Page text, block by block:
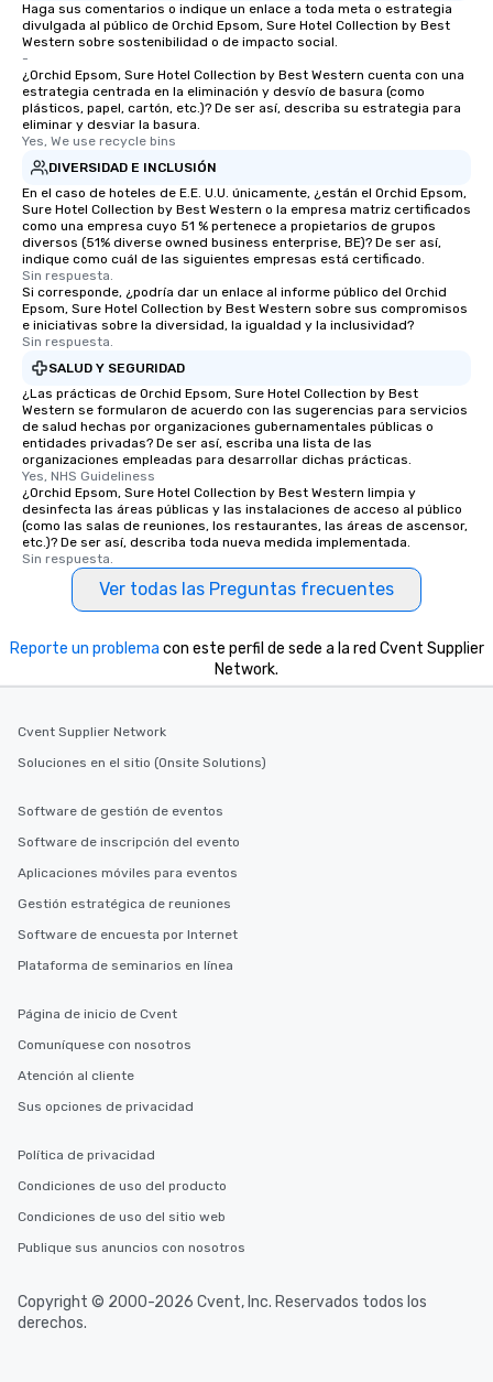
Haga sus comentarios o indique un enlace a toda meta o estrategia
divulgada al público de Orchid Epsom, Sure Hotel Collection by Best
Western sobre sostenibilidad o de impacto social.
-
¿Orchid Epsom, Sure Hotel Collection by Best Western cuenta con una
estrategia centrada en la eliminación y desvío de basura (como
plásticos, papel, cartón, etc.)? De ser así, describa su estrategia para
eliminar y desviar la basura.
Yes, We use recycle bins
DIVERSIDAD E INCLUSIÓN
En el caso de hoteles de E.E. U.U. únicamente, ¿están el Orchid Epsom,
Sure Hotel Collection by Best Western o la empresa matriz certificados
como una empresa cuyo 51 % pertenece a propietarios de grupos
diversos (51% diverse owned business enterprise, BE)? De ser así,
indique como cuál de las siguientes empresas está certificado.
Sin respuesta.
Si corresponde, ¿podría dar un enlace al informe público del Orchid
Epsom, Sure Hotel Collection by Best Western sobre sus compromisos
e iniciativas sobre la diversidad, la igualdad y la inclusividad?
Sin respuesta.
SALUD Y SEGURIDAD
¿Las prácticas de Orchid Epsom, Sure Hotel Collection by Best
Western se formularon de acuerdo con las sugerencias para servicios
de salud hechas por organizaciones gubernamentales públicas o
entidades privadas? De ser así, escriba una lista de las
organizaciones empleadas para desarrollar dichas prácticas.
Yes, NHS Guideliness
¿Orchid Epsom, Sure Hotel Collection by Best Western limpia y
desinfecta las áreas públicas y las instalaciones de acceso al público
(como las salas de reuniones, los restaurantes, las áreas de ascensor,
etc.)? De ser así, describa toda nueva medida implementada.
Sin respuesta.
Ver todas las Preguntas frecuentes
Reporte un problema con este perfil de sede a la red Cvent Supplier
Network.
Cvent Supplier Network
Soluciones en el sitio (Onsite Solutions)
Software de gestión de eventos
Software de inscripción del evento
Aplicaciones móviles para eventos
Gestión estratégica de reuniones
Software de encuesta por Internet
Plataforma de seminarios en línea
Página de inicio de Cvent
Comuníquese con nosotros
Atención al cliente
Sus opciones de privacidad
Política de privacidad
Condiciones de uso del producto
Condiciones de uso del sitio web
Publique sus anuncios con nosotros
Copyright © 2000-2026 Cvent, Inc. Reservados todos los
derechos.